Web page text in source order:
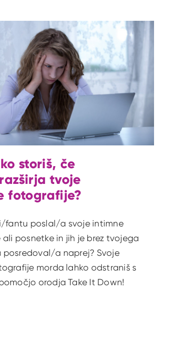
storiš, če
tvoje
fotografije?
fantu poslal/a svoje intimne
posnetke in jih je brez tvojega
posredoval/a naprej? Svoje
morda lahko odstraniš s
orodja Take It Down!